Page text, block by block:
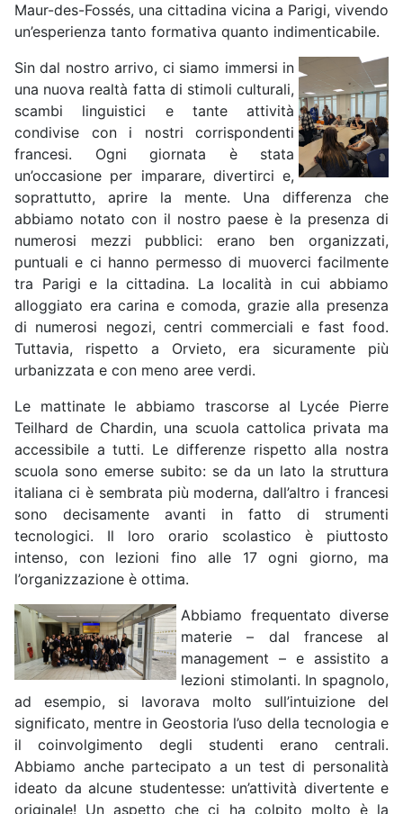
Maur-des-Fossés, una cittadina vicina a Parigi, vivendo
un’esperienza tanto formativa quanto indimenticabile.
Sin dal nostro arrivo, ci siamo immersi in
una nuova realtà fatta di stimoli culturali,
scambi linguistici e tante attività
condivise con i nostri corrispondenti
francesi. Ogni giornata è stata
un’occasione per imparare, divertirci e,
soprattutto, aprire la mente. Una differenza che
abbiamo notato con il nostro paese è la presenza di
numerosi mezzi pubblici: erano ben organizzati,
puntuali e ci hanno permesso di muoverci facilmente
tra Parigi e la cittadina. La località in cui abbiamo
alloggiato era carina e comoda, grazie alla presenza
di numerosi negozi, centri commerciali e fast food.
Tuttavia, rispetto a Orvieto, era sicuramente più
urbanizzata e con meno aree verdi.
Le mattinate le abbiamo trascorse al Lycée Pierre
Teilhard de Chardin, una scuola cattolica privata ma
accessibile a tutti. Le differenze rispetto alla nostra
scuola sono emerse subito: se da un lato la struttura
italiana ci è sembrata più moderna, dall’altro i francesi
sono decisamente avanti in fatto di strumenti
tecnologici. Il loro orario scolastico è piuttosto
intenso, con lezioni fino alle 17 ogni giorno, ma
l’organizzazione è ottima.
Abbiamo frequentato diverse
materie – dal francese al
management – e assistito a
lezioni stimolanti. In spagnolo,
ad esempio, si lavorava molto sull’intuizione del
significato, mentre in Geostoria l’uso della tecnologia e
il coinvolgimento degli studenti erano centrali.
Abbiamo anche partecipato a un test di personalità
ideato da alcune studentesse: un’attività divertente e
originale! Un aspetto che ci ha colpito molto è la